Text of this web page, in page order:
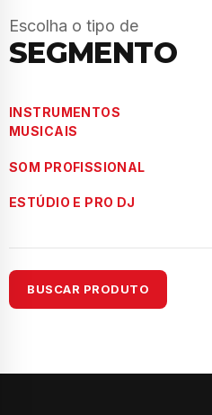
Escolha o tipo de
SEGMENTO
INSTRUMENTOS
MUSICAIS
SOM PROFISSIONAL
ESTÚDIO E PRO DJ
BUSCAR PRODUTO